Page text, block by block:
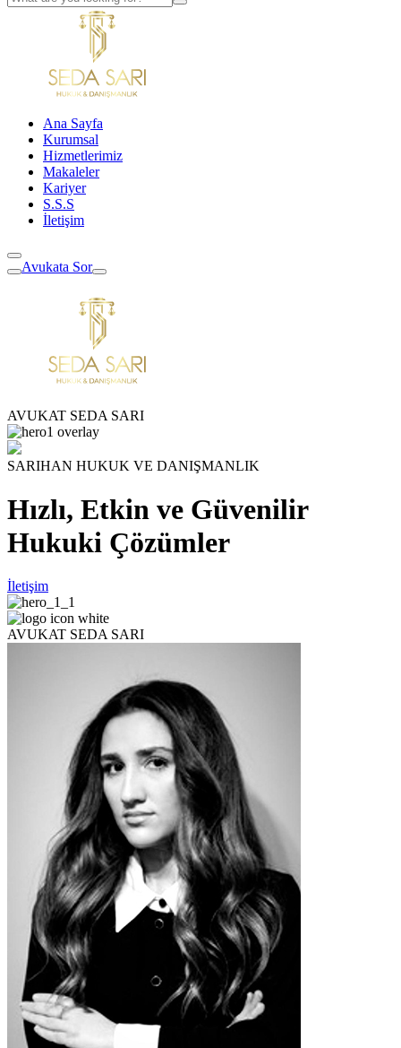
Ana Sayfa
Kurumsal
Hizmetlerimiz
Makaleler
Kariyer
S.S.S
İletişim
Avukata Sor
AVUKAT SEDA SARI
SARIHAN HUKUK VE DANIŞMANLIK
Hızlı, Etkin ve Güvenilir
Hukuki Çözümler
İletişim
AVUKAT SEDA SARI